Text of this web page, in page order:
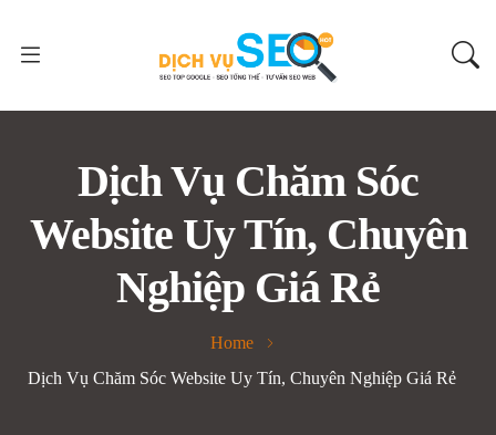
Dịch Vụ Chăm Sóc
Website Uy Tín, Chuyên
Nghiệp Giá Rẻ
Home
Dịch Vụ Chăm Sóc Website Uy Tín, Chuyên Nghiệp Giá Rẻ